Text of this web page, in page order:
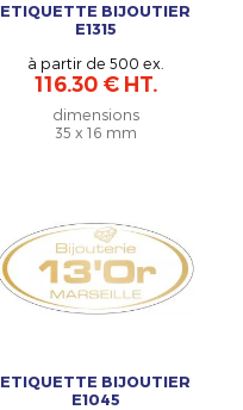
ETIQUETTE BIJOUTIER
E1315
à partir de 500 ex.
116.30 € HT.
dimensions
35 x 16 mm
ETIQUETTE BIJOUTIER
E1045